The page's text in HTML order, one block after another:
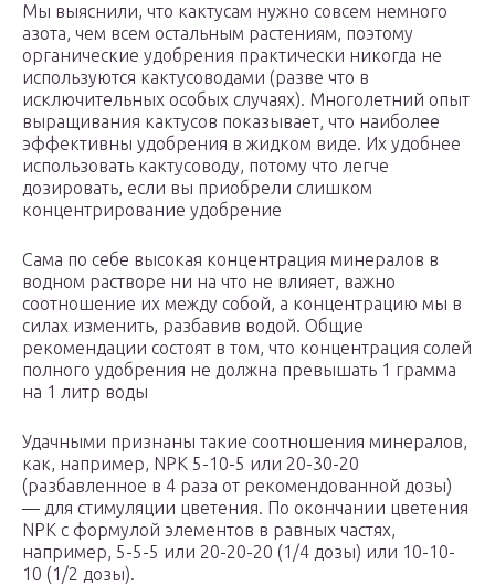
Мы выяснили, что кактусам нужно совсем немного
азота, чем всем остальным растениям, поэтому
органические удобрения практически никогда не
используются кактусоводами (разве что в
исключительных особых случаях). Многолетний опыт
выращивания кактусов показывает, что наиболее
эффективны удобрения в жидком виде. Их удобнее
использовать кактусоводу, потому что легче
дозировать, если вы приобрели слишком
концентрирование удобрение
Сама по себе высокая концентрация минералов в
водном растворе ни на что не влияет, важно
соотношение их между собой, а концентрацию мы в
силах изменить, разбавив водой. Общие
рекомендации состоят в том, что концентрация солей
полного удобрения не должна превышать 1 грамма
на 1 литр воды
Удачными признаны такие соотношения минералов,
как, например, NPK 5-10-5 или 20-30-20
(разбавленное в 4 раза от рекомендованной дозы)
— для стимуляции цветения. По окончании цветения
NPK с формулой элементов в равных частях,
например, 5-5-5 или 20-20-20 (1/4 дозы) или 10-10-
10 (1/2 дозы).